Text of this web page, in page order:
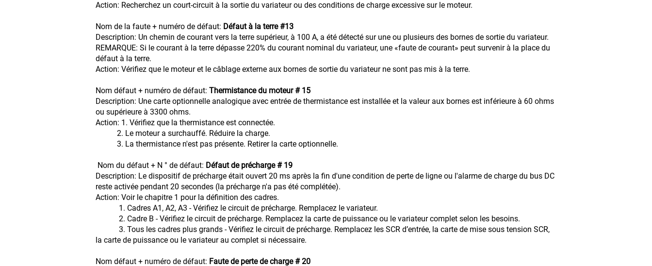
Action: Recherchez un court-circuit à la sortie du variateur ou des conditions de charge excessive sur le moteur.
Nom de la faute + numéro de défaut: Défaut à la terre #13
Description: Un chemin de courant vers la terre supérieur, à 100 A, a été détecté sur une ou plusieurs des bornes de sortie du variateur.
REMARQUE: Si le courant à la terre dépasse 220% du courant nominal du variateur, une «faute de courant» peut survenir à la place du
défaut à la terre.
Action: Vérifiez que le moteur et le câblage externe aux bornes de sortie du variateur ne sont pas mis à la terre.
Nom défaut + numéro de défaut: Thermistance du moteur # 15
Description: Une carte optionnelle analogique avec entrée de thermistance est installée et la valeur aux bornes est inférieure à 60 ohms
ou supérieure à 3300 ohms.
Action: 1. Vérifiez que la thermistance est connectée.
2. Le moteur a surchauffé. Réduire la charge.
3. La thermistance n'est pas présente. Retirer la carte optionnelle.
Nom du défaut + N ° de défaut: Défaut de précharge # 19
Description: Le dispositif de précharge était ouvert 20 ms après la fin d'une condition de perte de ligne ou l'alarme de charge du bus DC
reste activée pendant 20 secondes (la précharge n'a pas été complétée).
Action: Voir le chapitre 1 pour la définition des cadres.
1. Cadres A1, A2, A3 - Vérifiez le circuit de précharge. Remplacez le variateur.
2. Cadre B - Vérifiez le circuit de précharge. Remplacez la carte de puissance ou le variateur complet selon les besoins.
3. Tous les cadres plus grands - Vérifiez le circuit de précharge. Remplacez les SCR d’entrée, la carte de mise sous tension SCR,
la carte de puissance ou le variateur au complet si nécessaire.
Nom défaut + numéro de défaut: Faute de perte de charge # 20